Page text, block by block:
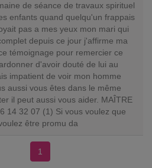
de séance de travaux spirituel
enfants quand quelqu'un frappais
pas a mes yeux mon mari qui
depuis ce jour j'affirme ma
témoignage pour remercier ce
d'avoir douté de lui au
impatient de voir mon homme
aussi vous êtes dans le même
il peut aussi vous aider. MAÎTRE
14 32 07 (1) Si vous voulez que
être promu da
1